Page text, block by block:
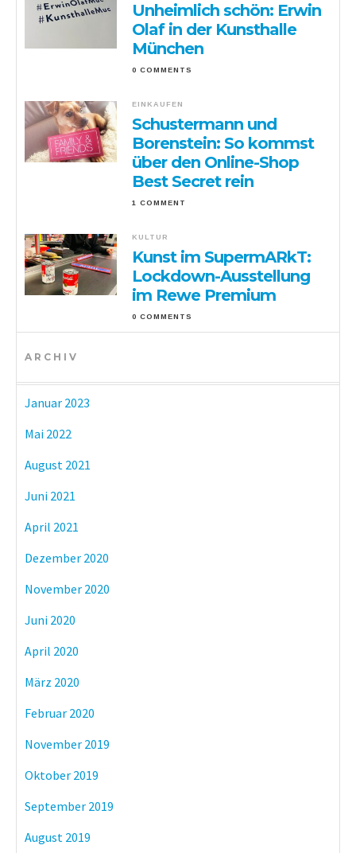
Unheimlich schön: Erwin
Olaf in der Kunsthalle
München
0 COMMENTS
EINKAUFEN
Schustermann und
Borenstein: So kommst
über den Online-Shop
Best Secret rein
1 COMMENT
KULTUR
Kunst im SupermARkT:
Lockdown-Ausstellung
im Rewe Premium
0 COMMENTS
ARCHIV
Januar 2023
Mai 2022
August 2021
Juni 2021
April 2021
Dezember 2020
November 2020
Juni 2020
April 2020
März 2020
Februar 2020
November 2019
Oktober 2019
September 2019
August 2019